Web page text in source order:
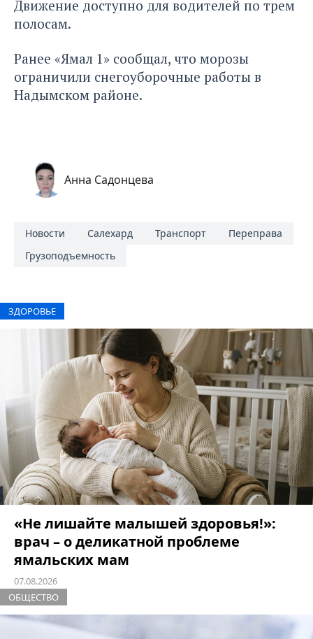
Движение доступно для водителей по трем
полосам.
Ранее «Ямал 1» сообщал, что морозы
ограничили снегоуборочные работы в
Надымском районе.
Анна Садонцева
Новости Салехард Транспорт
Переправа
Грузоподъемность
ЗДОРОВЬЕ
«Не лишайте малышей здоровья!»:
врач – о деликатной проблеме
ямальских мам
07.08.2026
ОБЩЕСТВО